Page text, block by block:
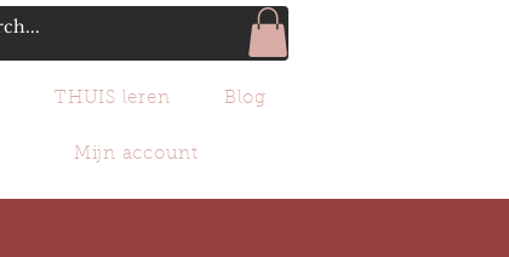
THUIS leren Blog
Mijn account